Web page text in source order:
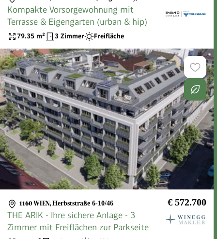
Kompakte Vorsorgewohnung mit
Terrasse & Eigengarten (urban & hip)
79.35 m² 3 Zimmer Freifläche
1160 WIEN, Herbststraße 6-10/46 € 572.700
THE ARIK - Ihre sichere Anlage - 3
Zimmer mit Freiflächen zur Parkseite